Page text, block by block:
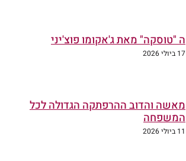
ה "טוסקה" מאת ג'אקומו פוצ'יני
17 ביולי 2026
מאשה והדוב ההרפתקה הגדולה לכל
המשפחה
11 ביולי 2026